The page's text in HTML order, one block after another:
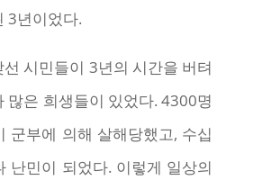
3년이었다.
시민들이 3년의 시간을 버텨
많은 희생들이 있었다. 4300명
군부에 의해 살해당했고, 수십
난민이 되었다. 이렇게 일상의